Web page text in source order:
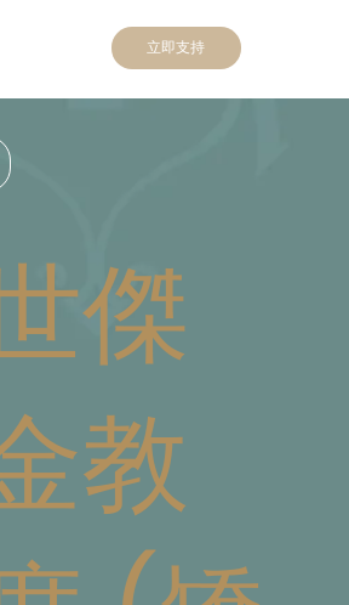
立即支持
傑
教